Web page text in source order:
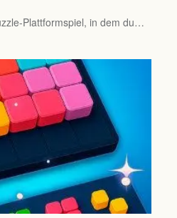
Plattformspiel, in dem du…